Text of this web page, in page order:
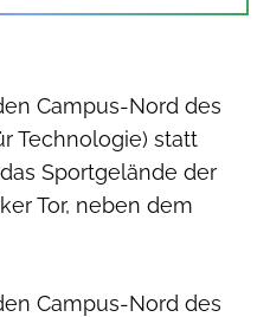
Campus-Nord des
Technologie) statt
Sportgelände der
Tor, neben dem
Campus-Nord des